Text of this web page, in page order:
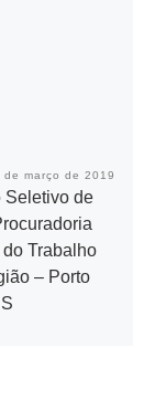
de março de 2019
Seletivo de
Trabalho
– Porto